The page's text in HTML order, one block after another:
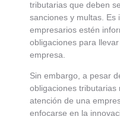
tributarias que deben
sanciones y multas. Es
empresarios estén
obligaciones para
empresa.
Sin embargo, a pesar
obligaciones tributarias
atención de una
enfocarse en la